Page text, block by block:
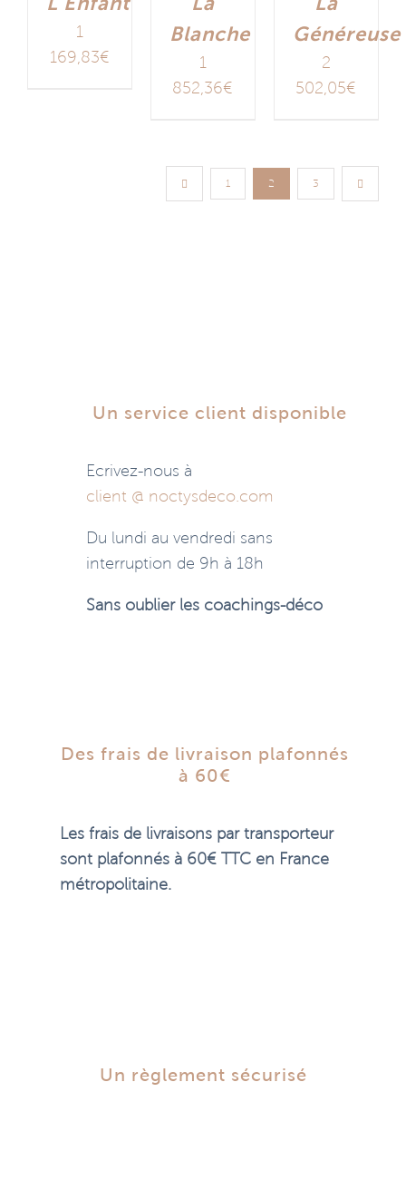
1
169,83€
Blanche
1
852,36€
Généreuse
2
502,05€
1 2 3
Un service client disponible
Ecrivez-nous à
client @ noctysdeco.com
Du lundi au vendredi sans
interruption de 9h à 18h
Sans oublier les coachings-déco
Un règlement sécurisé
Des frais de livraison plafonnés
à 60€
Les frais de livraisons par transporteur
sont plafonnés à 60€ TTC en France
métropolitaine.